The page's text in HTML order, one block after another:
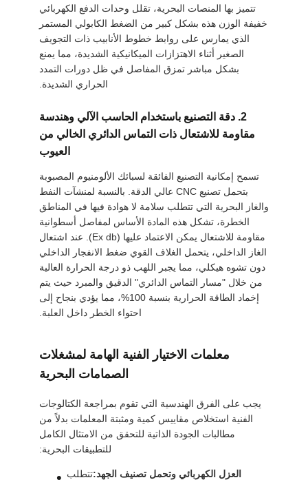
تتميز بها المنصات البحرية، تقلل وحدات الدفع الكهربائي
خفيفة الوزن هذه بشكل كبير من الضغط الكابولي المستمر
الذي يمارس على روابط خطوط الأنابيب ذات التجويف
الصغير أثناء الاهتزازات الميكانيكية الشديدة، مما يمنع
بشكل مباشر تمزق المفاصل في ظل دورات التمدد
الحراري الشديدة.
2. دقة التصنيع باستخدام الحاسب الآلي وهندسة
مقاومة للاشتعال ذات التماس الدائري الخالي من
العيوب
تسمح إمكانية التصنيع الفائقة لسبائك الألومنيوم المصبوبة
بتحمل تصنيع CNC عالي الدقة. بالنسبة لمنشآت النفط
والغاز البحرية التي تتطلب سلامة لا هوادة فيها في المناطق
الخطرة، تشكل هذه المادة الأساس لمفاصل أسطوانية
مقاومة للاشتعال يمكن الاعتماد عليها (Ex db). عند اشتعال
الغاز الداخلي، يتحمل الغلاف القوي ضغط الانفجار الداخلي
دون تشوه هيكلي، مما يجبر اللهب ذو درجة الحرارة العالية
من خلال "مسار التماس الدائري" الدقيق والمبرد حيث يتم
إخماد الطاقة الحرارية بنسبة 100%، مما يؤدي بنجاح إلى
احتواء الخطر داخل العلبة.
معلمات الاختيار الفنية الهامة لمشغلات
الصمامات البحرية
يجب على الفرق الهندسية التي تقوم بمراجعة الكتالوجات
الفنية استخلاص مقاييس كمية ومثبتة المعلمات بدلاً من
مطالبات الجودة الذاتية للتحقق من الامتثال الكامل
للتطبيقات البحرية:
العزل الكهربائي وتحمل تصنيف الجهد:تتطلب